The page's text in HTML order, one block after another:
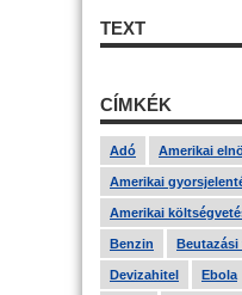
TEXT
CÍMKÉK
Adó Amerikai
Amerikai
Amerikai
Benzin Beutazási
Devizahitel Ebola